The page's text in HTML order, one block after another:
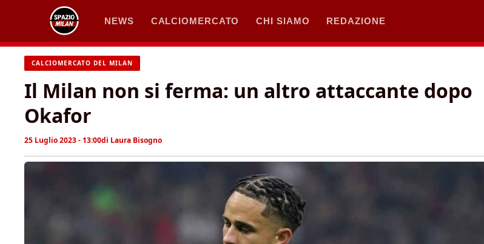
contenuto
NEWS CALCIOMERCATO CHI SIAMO REDAZIONE
CALCIOMERCATO DEL MILAN
Il Milan non si ferma: un altro attaccante dopo
Okafor
25 Luglio 2023 - 13:00di Laura Bisogno